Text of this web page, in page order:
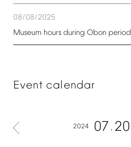
08/08/2025
Museum hours during Obon period
Event calendar
2024 07 20